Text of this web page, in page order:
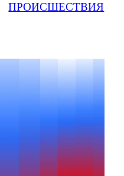
ПРОИСШЕСТВИЯ